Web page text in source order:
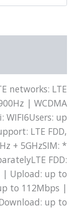
networks: LTE
| WCDMA
WIFI6Users: up
LTE FDD,
+ 5GHzSIM: *
FDD:
| Upload: up to
to 112Mbps |
up to